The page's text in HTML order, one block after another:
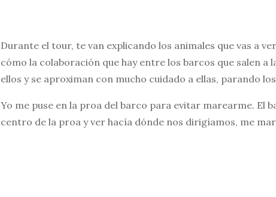
Durante el tour, te van explicando los animales que vas a
cómo la colaboración que hay entre los barcos que salen a
ellos y se aproximan con mucho cuidado a ellas, parando
Yo me puse en la proa del barco para evitar marearme. El
centro de la proa y ver hacía dónde nos dirigíamos, me